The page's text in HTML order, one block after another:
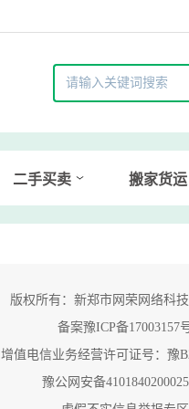
二手买卖 搬家货运
版权所有：新郑市网荣网络科
备案豫ICP备17003157
增值电信业务经营许可证号：豫
豫公网安备